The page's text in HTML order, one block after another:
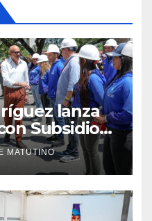
lanza
Subsidio
con
MATUTINO